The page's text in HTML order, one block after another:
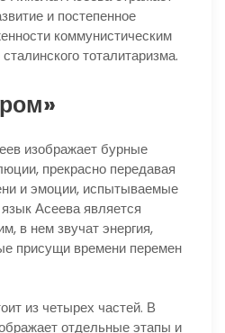
и постепенное
коммунистическим
тоталитаризма.
изображает бурные
прекрасно передавая
и эмоции, испытываемые
Асеева является
в нем звучат энергия,
присущи времени перемен
из четырех частей. В
отдельные этапы и